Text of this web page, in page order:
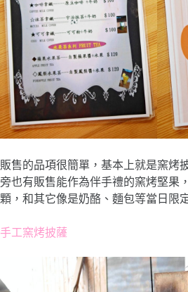
販售的品項很簡單，基本上就是窯烤
旁也有販售能作為伴手禮的窯烤堅果
顆，和其它像是奶酪、麵包等當日限
手工窯烤披薩